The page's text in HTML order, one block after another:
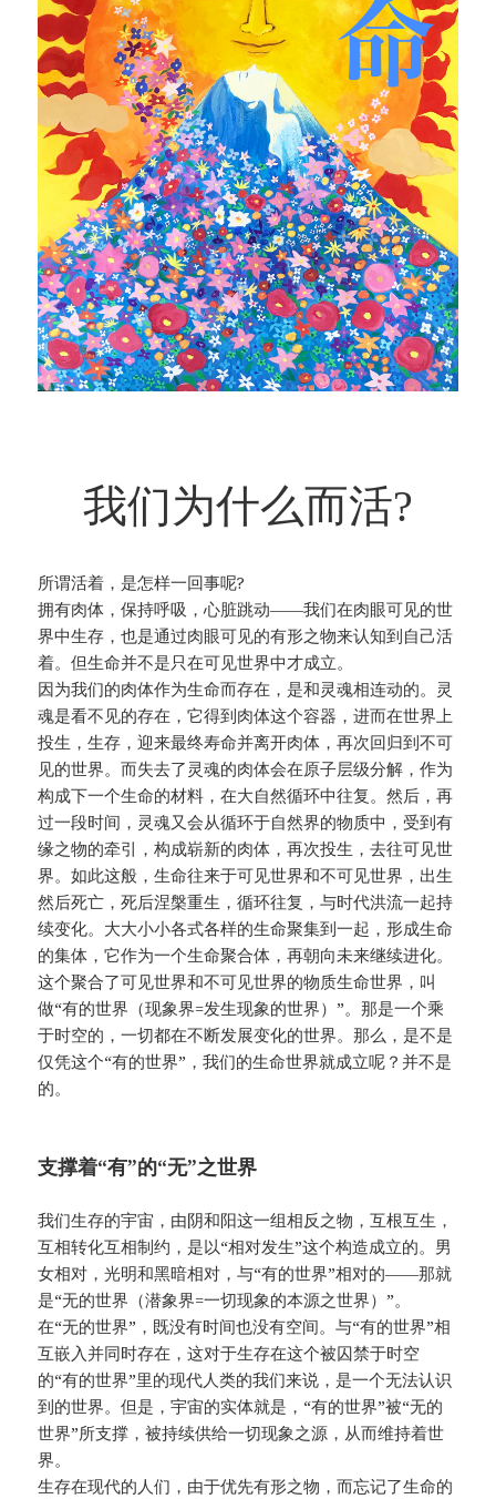
我们为什么而活?
所谓活着，是怎样一回事呢?
拥有肉体，保持呼吸，心脏跳动——我们在肉眼可见的世
界中生存，也是通过肉眼可见的有形之物来认知到自己活
着。但生命并不是只在可见世界中才成立。
因为我们的肉体作为生命而存在，是和灵魂相连动的。灵
魂是看不见的存在，它得到肉体这个容器，进而在世界上
投生，生存，迎来最终寿命并离开肉体，再次回归到不可
见的世界。而失去了灵魂的肉体会在原子层级分解，作为
构成下一个生命的材料，在大自然循环中往复。然后，再
过一段时间，灵魂又会从循环于自然界的物质中，受到有
缘之物的牵引，构成崭新的肉体，再次投生，去往可见世
界。如此这般，生命往来于可见世界和不可见世界，出生
然后死亡，死后涅槃重生，循环往复，与时代洪流一起持
续变化。大大小小各式各样的生命聚集到一起，形成生命
的集体，它作为一个生命聚合体，再朝向未来继续进化。
这个聚合了可见世界和不可见世界的物质生命世界，叫
做“有的世界（现象界=发生现象的世界）”。那是一个乘
于时空的，一切都在不断发展变化的世界。那么，是不是
仅凭这个“有的世界”，我们的生命世界就成立呢？并不是
的。
支撑着“有”的“无”之世界
我们生存的宇宙，由阴和阳这一组相反之物，互根互生，
互相转化互相制约，是以“相对发生”这个构造成立的。男
女相对，光明和黑暗相对，与“有的世界”相对的——那就
是“无的世界（潜象界=一切现象的本源之世界）”。
在“无的世界”，既没有时间也没有空间。与“有的世界”相
互嵌入并同时存在，这对于生存在这个被囚禁于时空
的“有的世界”里的现代人类的我们来说，是一个无法认识
到的世界。但是，宇宙的实体就是，“有的世界”被“无的
世界”所支撑，被持续供给一切现象之源，从而维持着世
界。
生存在现代的人们，由于优先有形之物，而忘记了生命的